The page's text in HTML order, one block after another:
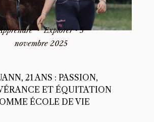
Explorer •5
novembre 2025
21 ANS : PASSION,
ET ÉQUITATION
ÉCOLE DE VIE